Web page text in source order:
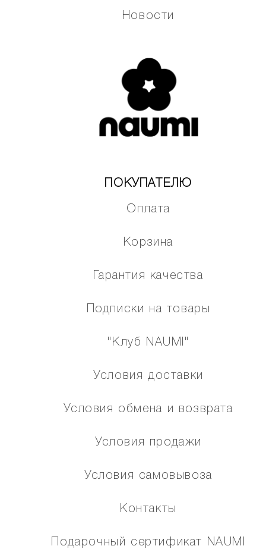
Новости
ПОКУПАТЕЛЮ
Оплата
Корзина
Гарантия качества
Подписки на товары
"Клуб NAUMI"
Условия доставки
Условия обмена и возврата
Условия продажи
Условия самовывоза
Контакты
Подарочный сертификат NAUMI